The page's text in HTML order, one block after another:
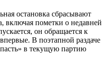
остановка сбрасывают
включая пометки о недавней
он обращается к
В поэтапной раздаче
в текущую партию